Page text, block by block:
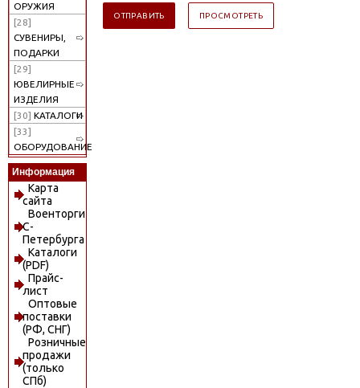
ОРУЖИЯ
[28]
СУВЕНИРЫ,
ПОДАРКИ
[29]
ЮВЕЛИРНЫЕ
ИЗДЕЛИЯ
[30] КАТАЛОГИ
[33]
ОБОРУДОВАНИЕ
Информация
Карта
сайта
Военторги
С-
Петербурга
Каталоги
(PDF)
Прайс-
лист
Оптовые
поставки
(РФ, СНГ)
Розничные
продажи
(только
СПб)